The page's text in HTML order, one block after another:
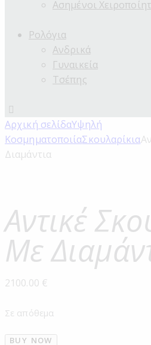
Ασημένοι
Ρολόγια
Ανδρικά
Γυναικεία
Τσέπης
Αρχική σελίδαΥψηλή
ΚοσμηματοποιίαΣκουλαρίκια
Διαμάντια
Αντικέ
Με
2100.00 €
Σε απόθεμα
BUY NOW